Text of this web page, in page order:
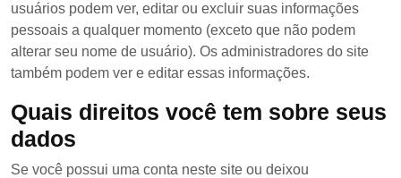
usuários podem ver, editar ou excluir suas informações
pessoais a qualquer momento (exceto que não podem
alterar seu nome de usuário). Os administradores do site
também podem ver e editar essas informações.
Quais direitos você tem sobre seus
dados
Se você possui uma conta neste site ou deixou